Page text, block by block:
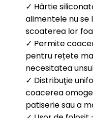
✓ Hârtie
alimentele nu se
scoaterea lor
✓ Permite
pentru rețete
necesitatea
✓ Distribuţie
coacerea
patiserie sau a